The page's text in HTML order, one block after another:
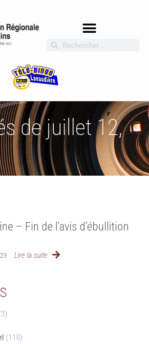
de juillet 12,
– Fin de l’avis d’ébullition
Lire la suite
(110)